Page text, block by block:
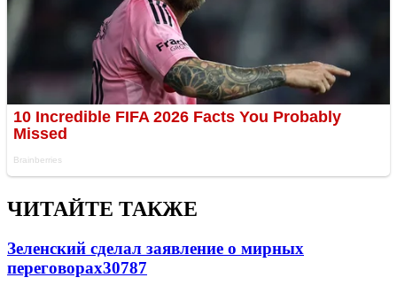
ЧИТАЙТЕ ТАКЖЕ
Зеленский сделал заявление о мирных
переговорах30787